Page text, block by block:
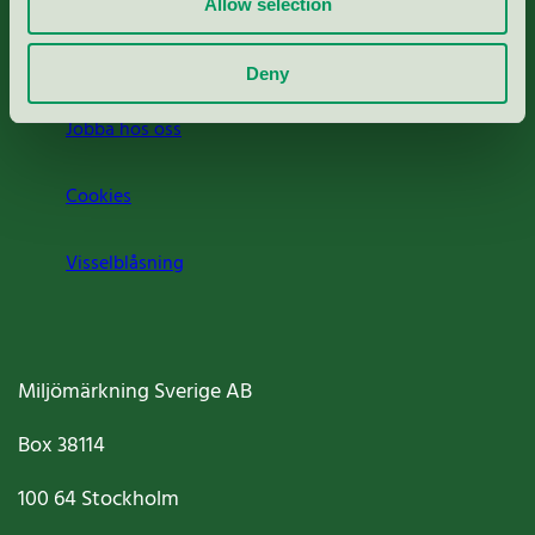
Deny
Jobba hos oss
Cookies
Visselblåsning
Miljömärkning Sverige AB
Box38114
100 64Stockholm